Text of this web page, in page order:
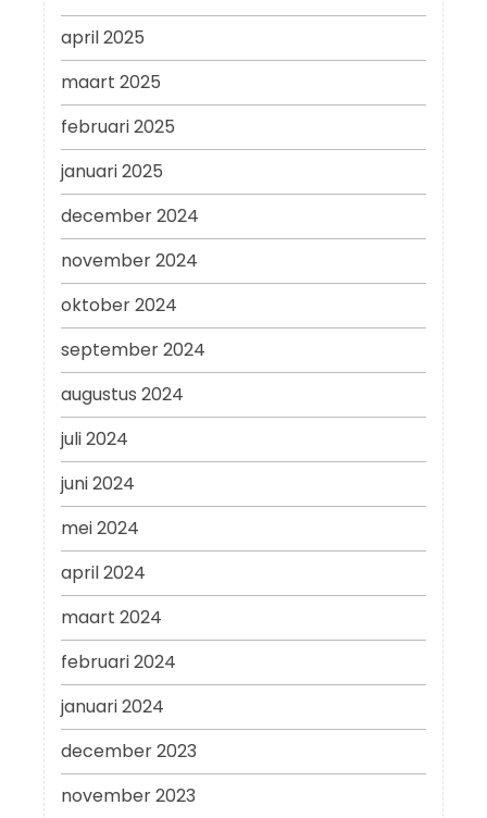
april 2025
maart 2025
februari 2025
januari 2025
december 2024
november 2024
oktober 2024
september 2024
augustus 2024
juli 2024
juni 2024
mei 2024
april 2024
maart 2024
februari 2024
januari 2024
december 2023
november 2023